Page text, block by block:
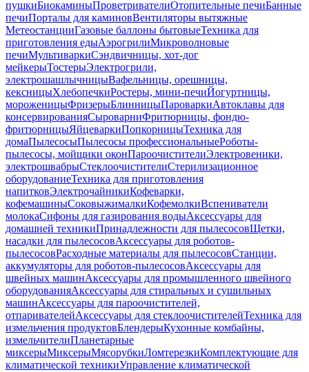
пушкиБиокаминыПроветривателиОтопительные печиБанные
печиПорталы для каминовВентиляторы вытяжные
МетеостанцииГазовые баллоны бытовыеТехника для
приготовления едыАэрогрилиМикроволновые
печиМультиваркиСэндвичницы, хот-дог
мейкерыТостерыЭлектрогрили,
электрошашлычницыВафельницы, орешницы,
кексницыХлебопечкиРостеры, мини-печиЙогуртницы,
мороженицыФризерыБлинницыПароваркиАвтоклавы для
консервированияСыроварниФритюрницы, фондю-
фритюрницыЯйцеваркиПопкорницыТехника для
домаПылесосыПылесосы профессиональныеРоботы-
пылесосы, мойщики оконПароочистителиЭлектровеники,
электрошвабрыСтеклоочистителиСтерилизационное
оборудованиеТехника для приготовления
напитковЭлектрочайникиКофеварки,
кофемашиныСоковыжималкиКофемолкиВспениватели
молокаСифоны для газирования водыАксессуары для
домашней техникиПринадлежности для пылесосовЩетки,
насадки для пылесосовАксессуары для роботов-
пылесосовРасходные материалы для пылесосовСтанции,
аккумуляторы для роботов-пылесосовАксессуары для
швейных машинАксессуары для промышленного швейного
оборудованияАксессуары для стиральных и сушильных
машинАксессуары для пароочистителей,
отпаривателейАксессуары для стеклоочистителейТехника для
измельчения продуктовБлендерыКухонные комбайны,
измельчителиПланетарные
миксерыМиксерыМясорубкиЛомтерезкиКомплектующие для
климатической техникиУправление климатической